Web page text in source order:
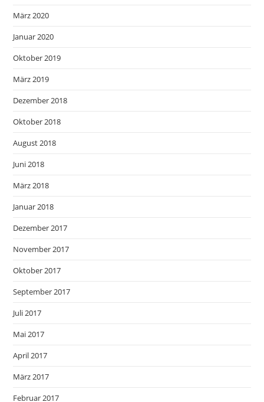
März 2020
Januar 2020
Oktober 2019
März 2019
Dezember 2018
Oktober 2018
August 2018
Juni 2018
März 2018
Januar 2018
Dezember 2017
November 2017
Oktober 2017
September 2017
Juli 2017
Mai 2017
April 2017
März 2017
Februar 2017